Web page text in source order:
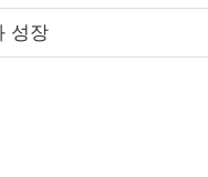
성장